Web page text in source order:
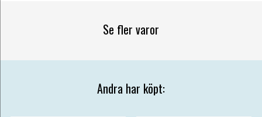
Se fler varor
Andra har köpt: